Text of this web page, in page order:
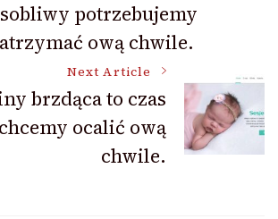
potrzebujemy
ową chwile.
Next Article
brzdąca to czas
ocalić ową
chwile.